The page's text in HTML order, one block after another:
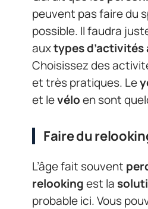
peuvent pas faire du
possible. Il faudra
auxtypes
Choisissez des
et très pratiques. Le
et levéloen sont
Faire du
L’âge fait souvent
relookingest la
probable ici. Vous